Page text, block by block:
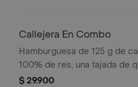
pet
Callejera En Combo
Hamburguesa de 125 g de
100% de res, una tajada de
tipo mozzarella, papas
$ 29.900